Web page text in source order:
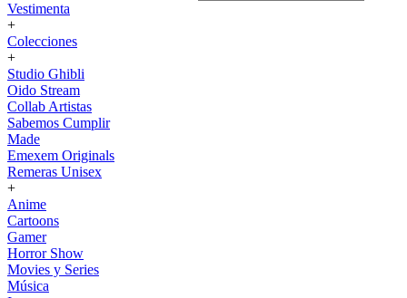
Vestimenta
+
Colecciones
+
Studio Ghibli
Oido Stream
Collab Artistas
Sabemos Cumplir
Made
Emexem Originals
Remeras Unisex
+
Anime
Cartoons
Gamer
Horror Show
Movies y Series
Música